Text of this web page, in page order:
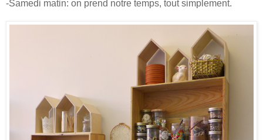
-Samedi matin: on prend notre temps, tout simplement.